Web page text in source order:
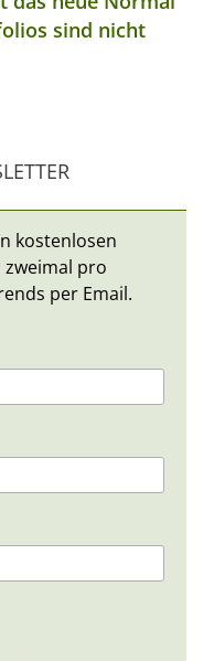
sind nicht
kostenlosen
pro
per Email.